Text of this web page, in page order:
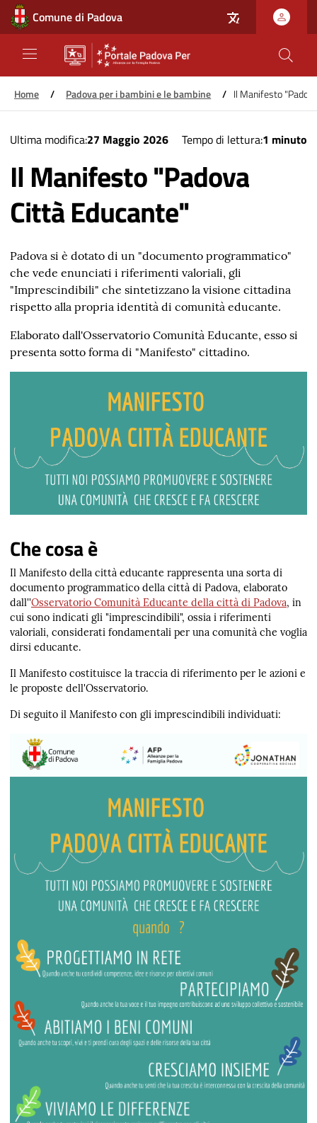
Salta
contenuto
principale
Comune di Padova
Home / Padova per i bambini e le bambine / Il Manifesto
Ultima modifica27 Maggio 2026 Tempo di lettura1 minuto
Il Manifesto "Padova
Città Educante"
Padova si è dotato di un "documento programmatico"
che vede enunciati i riferimenti valoriali, gli
"Imprescindibili" che sintetizzano la visione cittadina
rispetto alla propria identità di comunità educante.
Elaborato dall'Osservatorio Comunità Educante, esso si
presenta sotto forma di "Manifesto" cittadino.
Che cosa è
Il Manifesto della città educante rappresenta una sorta di
documento programmatico della città di Padova, elaborato
dall''Osservatorio Comunità Educante della città di Padova, in
cui sono indicati gli "imprescindibili", ossia i riferimenti
valoriali, considerati fondamentali per una comunità che voglia
dirsi educante.
Il Manifesto costituisce la traccia di riferimento per le azioni e
le proposte dell'Osservatorio.
Di seguito il Manifesto con gli imprescindibili individuati: